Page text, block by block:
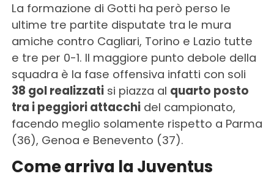
La formazione di Gotti ha però perso le
ultime tre partite disputate tra le mura
amiche contro Cagliari, Torino e Lazio tutte
e tre per 0-1. Il maggiore punto debole della
squadra è la fase offensiva infatti con soli
38 gol realizzatisi piazza al quarto posto
tra i peggiori attacchidel campionato,
facendo meglio solamente rispetto a Parma
(36), Genoa e Benevento (37).
Come arriva la Juventus